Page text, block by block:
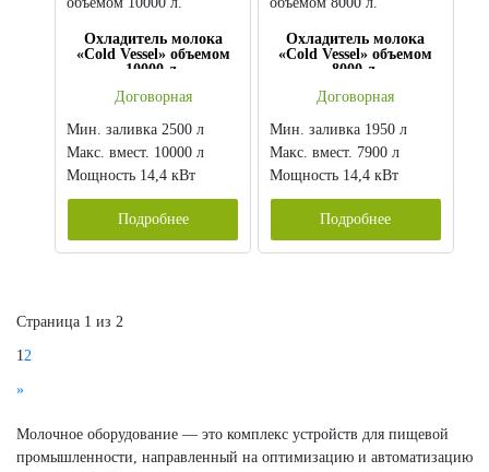
Охладитель молока
«Cold Vessel» объемом
10000 л.
Договорная
Мин. заливка 2500 л
Макс. вмест. 10000 л
Мощность 14,4 кВт
Подробнее
Охладитель молока
«Cold Vessel» объемом
8000 л.
Договорная
Мин. заливка 1950 л
Макс. вмест. 7900 л
Мощность 14,4 кВт
Подробнее
Страница 1 из 2
1 2
»
Молочное оборудование — это комплекс устройств для пищевой
промышленности, направленный на оптимизацию и автоматизацию